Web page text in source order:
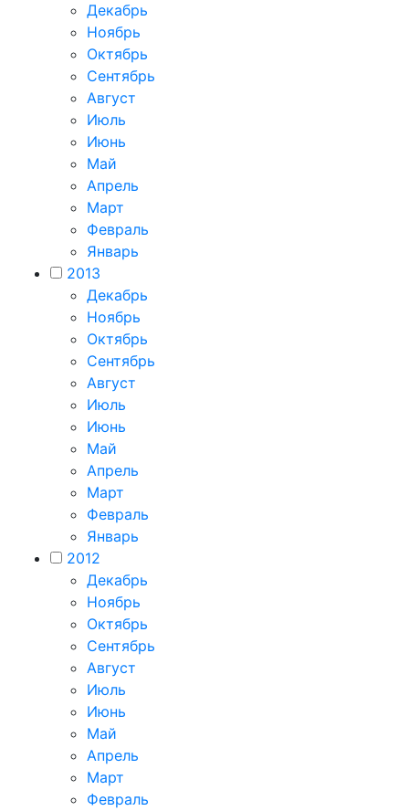
Декабрь
Ноябрь
Октябрь
Сентябрь
Август
Июль
Июнь
Май
Апрель
Март
Февраль
Январь
2013
Декабрь
Ноябрь
Октябрь
Сентябрь
Август
Июль
Июнь
Май
Апрель
Март
Февраль
Январь
2012
Декабрь
Ноябрь
Октябрь
Сентябрь
Август
Июль
Июнь
Май
Апрель
Март
Февраль